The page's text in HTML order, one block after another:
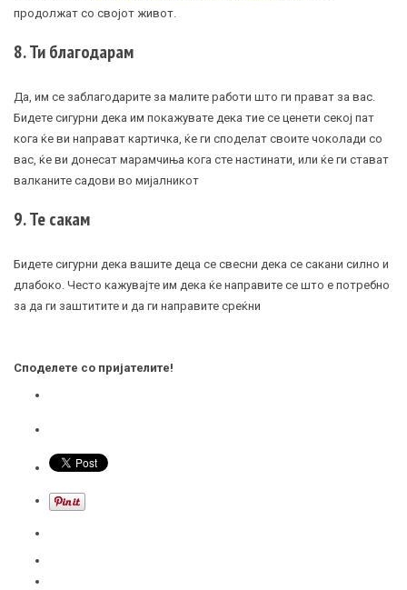
продолжат со својот живот.
8. Ти благодарам
Да, им се заблагодарите за малите работи што ги прават за вас.
Бидете сигурни дека им покажувате дека тие се ценети секој пат
кога ќе ви направат картичка, ќе ги споделат своите чоколади со
вас, ќе ви донесат марамчиња кога сте настинати, или ќе ги стават
валканите садови во мијалникот
9. Те сакам
Бидете сигурни дека вашите деца се свесни дека се сакани силно и
длабоко. Често кажувајте им дека ќе направите се што е потребно
за да ги заштитите и да ги направите среќни
Споделете со пријателите!